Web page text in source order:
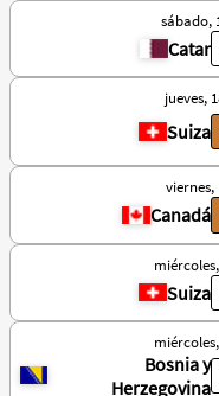
sábado,
Catar
jueves,
Suiza
viernes,
Canadá
Suiza
Bosnia y
Herzegovina